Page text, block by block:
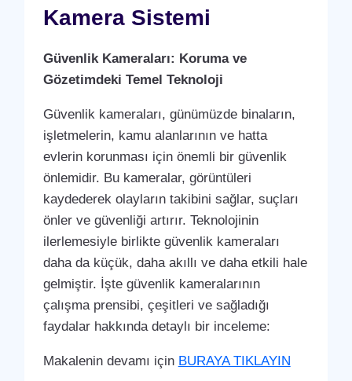
Kamera Sistemi
Güvenlik Kameraları: Koruma ve
Gözetimdeki Temel Teknoloji
Güvenlik kameraları, günümüzde binaların,
işletmelerin, kamu alanlarının ve hatta
evlerin korunması için önemli bir güvenlik
önlemidir. Bu kameralar, görüntüleri
kaydederek olayların takibini sağlar, suçları
önler ve güvenliği artırır. Teknolojinin
ilerlemesiyle birlikte güvenlik kameraları
daha da küçük, daha akıllı ve daha etkili hale
gelmiştir. İşte güvenlik kameralarının
çalışma prensibi, çeşitleri ve sağladığı
faydalar hakkında detaylı bir inceleme:
Makalenin devamı için BURAYA TIKLAYIN